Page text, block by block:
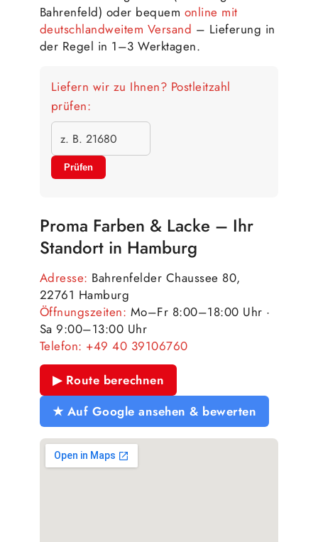
Bahrenfeld) oder bequem online mit
deutschlandweitem Versand – Lieferung in
der Regel in 1–3 Werktagen.
Liefern wir zu Ihnen? Postleitzahl
prüfen:
Prüfen
Proma Farben & Lacke – Ihr
Standort in Hamburg
Adresse: Bahrenfelder Chaussee 80,
22761 Hamburg
Öffnungszeiten: Mo–Fr 8:00–18:00 Uhr ·
Sa 9:00–13:00 Uhr
Telefon: +49 40 39106760
▶ Route berechnen
★ Auf Google ansehen & bewerten